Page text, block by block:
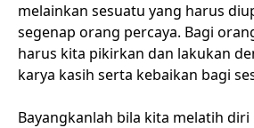
melainkan sesuatu yang harus
segenap orang percaya. Bagi
harus kita pikirkan dan lakukan
karya kasih serta kebaikan bagi
Bayangkanlah bila kita melatih